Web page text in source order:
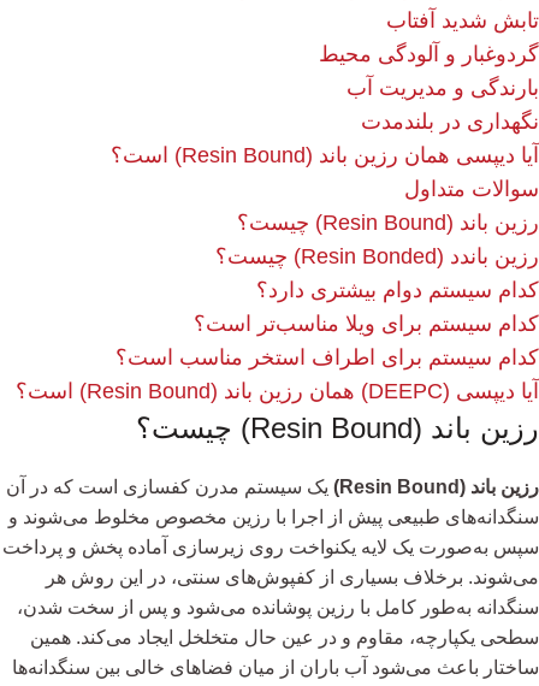
تابش شدید آفتاب
گردوغبار و آلودگی محیط
بارندگی و مدیریت آب
نگهداری در بلندمدت
آیا دیپسی همان رزین باند (Resin Bound) است؟
سوالات متداول
رزین باند (Resin Bound) چیست؟
رزین باندد (Resin Bonded) چیست؟
کدام سیستم دوام بیشتری دارد؟
کدام سیستم برای ویلا مناسب‌تر است؟
کدام سیستم برای اطراف استخر مناسب است؟
آیا دیپسی (DEEPC) همان رزین باند (Resin Bound) است؟
رزین باند (Resin Bound) چیست؟
رزین باند (Resin Bound)
یک سیستم مدرن کفسازی است که در آن
سنگدانه‌های طبیعی پیش از اجرا با رزین مخصوص مخلوط می‌شوند و
سپس به‌صورت یک لایه یکنواخت روی زیرسازی آماده پخش و پرداخت
می‌شوند. برخلاف بسیاری از کفپوش‌های سنتی، در این روش هر
سنگدانه به‌طور کامل با رزین پوشانده می‌شود و پس از سخت شدن،
سطحی یکپارچه، مقاوم و در عین حال متخلخل ایجاد می‌کند. همین
ساختار باعث می‌شود آب باران از میان فضاهای خالی بین سنگدانه‌ها